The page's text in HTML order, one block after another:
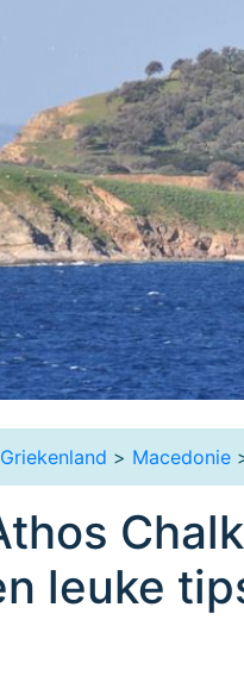
Griekenland > Macedonie
leuke